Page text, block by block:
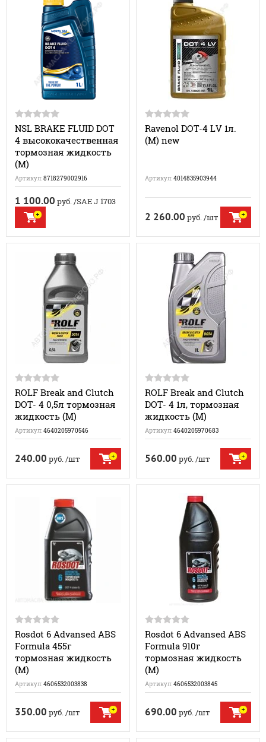
NSL BRAKE FLUID DOT
4 высококачественная
тормозная жидкость
(M)
Артикул:8718279002916
1 100.00 руб./SAE J 1703
Ravenol DOT-4 LV 1л.
(M) new
Артикул:4014835903944
2 260.00 руб./шт
ROLF Break and Clutch
DOT- 4 0,5л тормозная
жидкость (M)
Артикул:4640205970546
240.00 руб./шт
ROLF Break and Clutch
DOT- 4 1л, тормозная
жидкость (M)
Артикул:4640205970683
560.00 руб./шт
Rosdot 6 Advansed ABS
Formula 455г
тормозная жидкость
(M)
Артикул:4606532003838
350.00 руб./шт
Rosdot 6 Advansed ABS
Formula 910г
тормозная жидкость
(M)
Артикул:4606532003845
690.00 руб./шт